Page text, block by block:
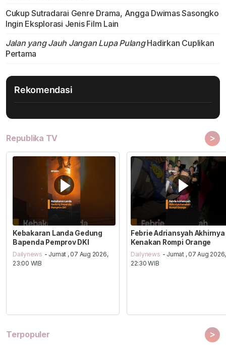
Cukup Sutradarai Genre Drama, Angga Dwimas Sasongko
Ingin Eksplorasi Jenis Film Lain
Jalan yang Jauh Jangan Lupa PulangHadirkan Cuplikan
Pertama
Rekomendasi
Republika TV >
Kebakaran Landa Gedung
Bapenda Pemprov DKI
Dailynews - Jumat , 07 Aug 2026,
23:00 WIB
Febrie Adriansyah Akhirnya
Kenakan Rompi Orange
Dailynews - Jumat , 07 Aug 2026,
22:30 WIB
Terpopuler >